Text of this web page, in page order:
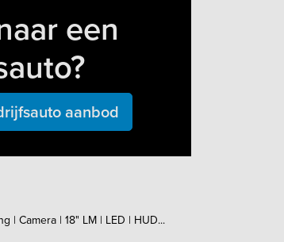
een
aanbod
| Camera | 18" LM | LED | HUD...